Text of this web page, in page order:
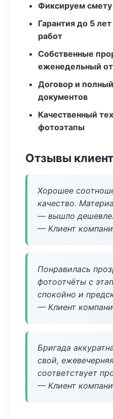
Фиксируем смету
Гарантия до 5
работ
Собственные
еженедельный
Договор и
документов
Качественный
фотоэтапы
Отзывы
Хорошее
качество.
— вышло дешевле.
— Клиент
Понравилась
фотоотчёты с
спокойно и
— Клиент
Бригада
свой,
соответствует
— Клиент